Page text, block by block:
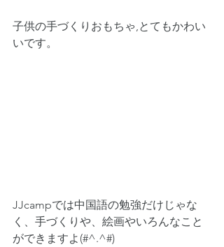
子供の手づくりおもちゃ,とてもかわい
いです。
JJcampでは中国語の勉強だけじゃな
く、手づくりや、絵画やいろんなこと
ができますよ(#^.^#)